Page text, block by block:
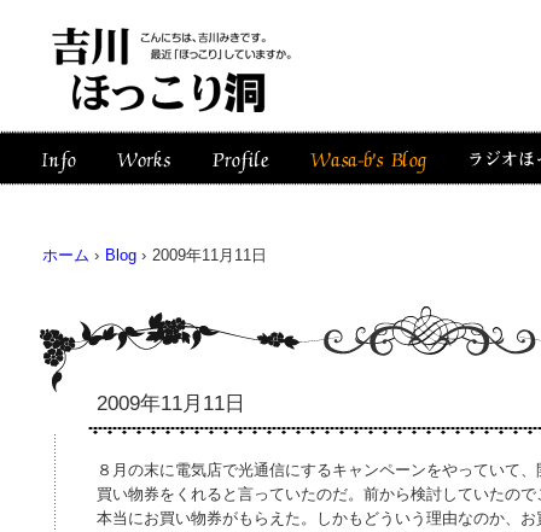
ホーム › Blog › 2009年11月11日
2009年11月11日
８月の末に電気店で光通信にするキャンペーンをやっていて
買い物券をくれると言っていたのだ。前から検討していたの
本当にお買い物券がもらえた。しかもどういう理由なのか、